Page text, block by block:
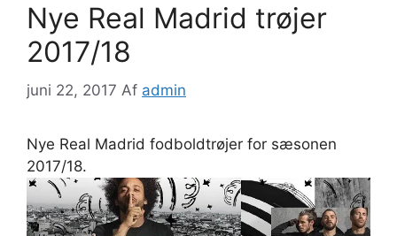
Nye Real Madrid trøjer
2017/18
juni 22, 2017 Af admin
Nye Real Madrid fodboldtrøjer for sæsonen
2017/18.